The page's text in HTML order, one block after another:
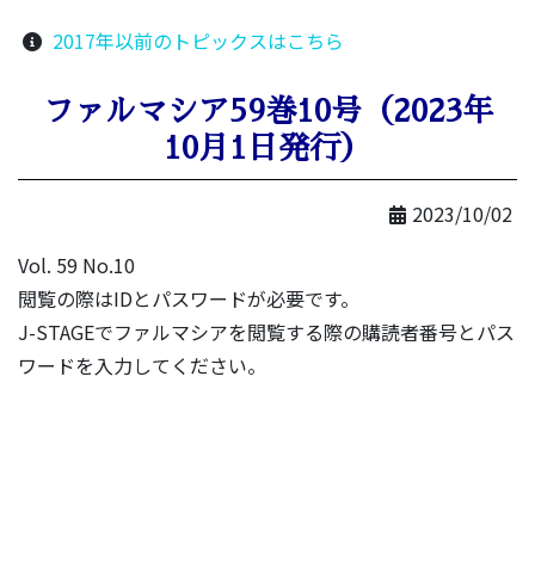
2017年以前のトピックスはこちら
ファルマシア59巻10号（2023年
10月1日発行）
2023/10/02
Vol. 59 No.10
閲覧の際はIDとパスワードが必要です。
J-STAGEでファルマシアを閲覧する際の購読者番号とパス
ワードを入力してください。